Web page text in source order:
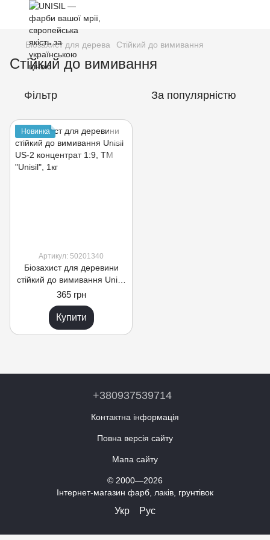
Біозахист для дерева Стійкий до вимивання
Стійкий до вимивання
Фільтр За популярністю
Новинка
Артикул: 50201340
Біозахист для деревини
стійкий до вимивання Unisil
US-2 концентрат 1:9, TM
"Unisil", 1кг
365 грн
Купити
+380937539714
Контактна інформація
Повна версія сайту
Мапа сайту
© 2000—2026
Інтернет-магазин фарб, лаків, грунтівок
Укр Рус